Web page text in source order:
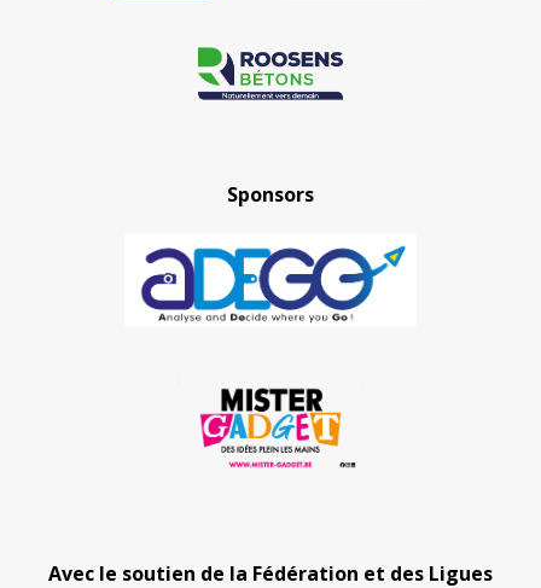
Sponsors
Avec le soutien de la Fédération et des Ligues